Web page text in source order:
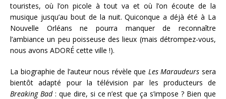
touristes, où l’on picole à tout va et où l’on écoute de la
musique jusqu’au bout de la nuit. Quiconque a déjà été à La
Nouvelle Orléans ne pourra manquer de reconnaître
l’ambiance un peu poisseuse des lieux (mais détrompez-vous,
nous avons ADORÉ cette ville !).
La biographie de l’auteur nous révèle que Les Maraudeurs sera
bientôt adapté pour la télévision par les producteurs de
Breaking Bad: que dire, si ce n’est que ça s’impose ? Bien que